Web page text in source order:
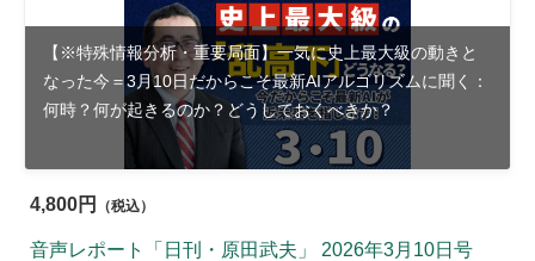
【※特殊情報分析・重要局面】一気に史上最大級の動きと
なった今＝3月10日だからこそ最新AIアルゴリズムに聞く：
何時？何が起きるのか？どうしておくべきか？
4,800円 （税込）
音声レポート「日刊・原田武夫」 2026年3月10日号